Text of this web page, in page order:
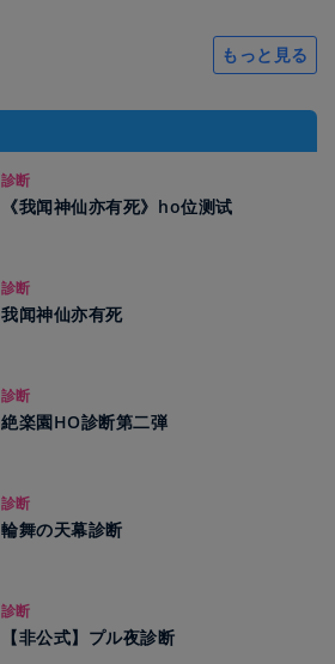
もっと見る
診断
《我闻神仙亦有死》ho位测试
診断
我闻神仙亦有死
診断
絶楽園HO診断第二弾
診断
輪舞の天幕診断
診断
【非公式】プル夜診断